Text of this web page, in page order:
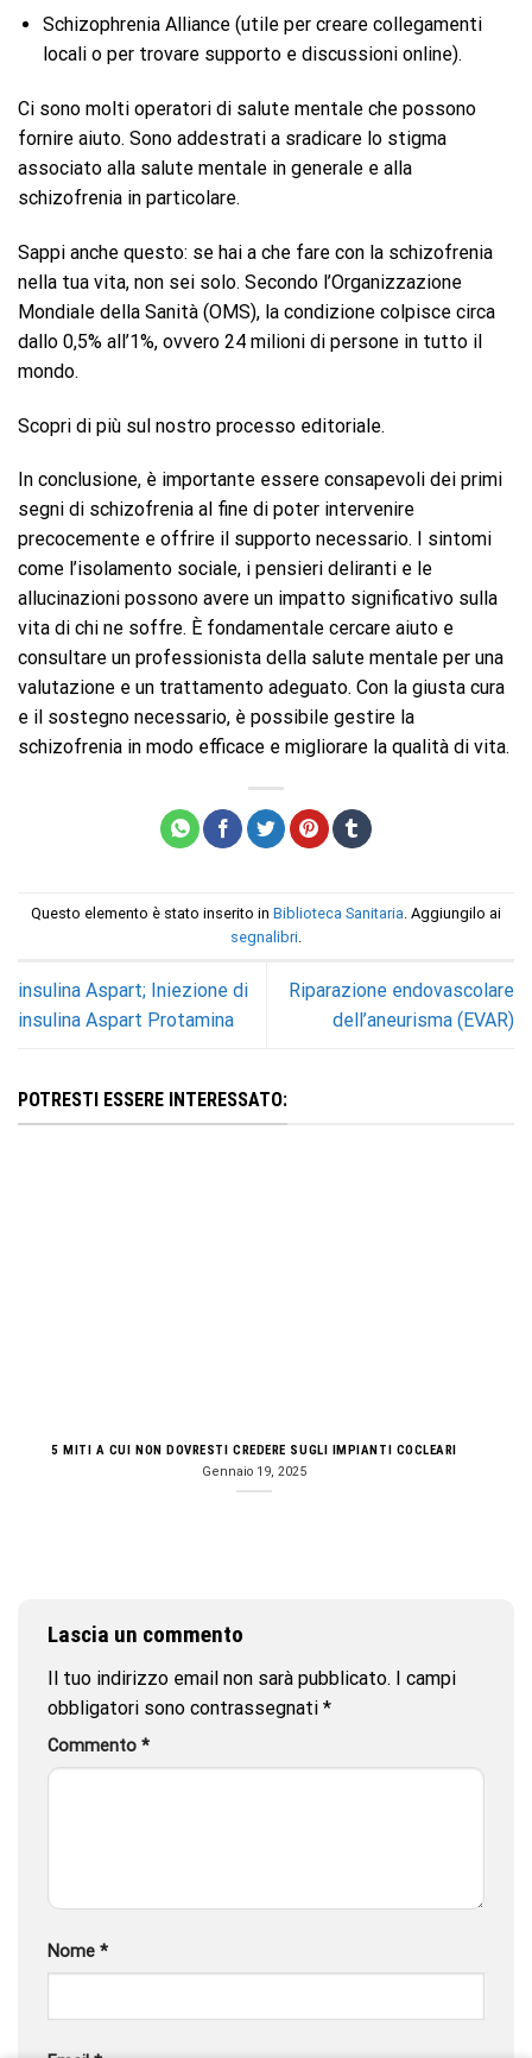
Schizophrenia Alliance (utile per creare collegamenti
locali o per trovare supporto e discussioni online).
Ci sono molti operatori di salute mentale che possono
fornire aiuto. Sono addestrati a sradicare lo stigma
associato alla salute mentale in generale e alla
schizofrenia in particolare.
Sappi anche questo: se hai a che fare con la schizofrenia
nella tua vita, non sei solo. Secondo l’Organizzazione
Mondiale della Sanità (OMS), la condizione colpisce circa
dallo 0,5% all’1%, ovvero 24 milioni di persone in tutto il
mondo.
Scopri di più sul nostro processo editoriale.
In conclusione, è importante essere consapevoli dei primi
segni di schizofrenia al fine di poter intervenire
precocemente e offrire il supporto necessario. I sintomi
come l’isolamento sociale, i pensieri deliranti e le
allucinazioni possono avere un impatto significativo sulla
vita di chi ne soffre. È fondamentale cercare aiuto e
consultare un professionista della salute mentale per una
valutazione e un trattamento adeguato. Con la giusta cura
e il sostegno necessario, è possibile gestire la
schizofrenia in modo efficace e migliorare la qualità di vita.
Questo elemento è stato inserito in Biblioteca Sanitaria . Aggiungilo ai
segnalibri
insulina Aspart; Iniezione di
insulina Aspart Protamina
Riparazione endovascolare
dell’aneurisma (EVAR)
POTRESTI ESSERE INTERESSATO:
5 MITI A CUI NON DOVRESTI CREDERE SUGLI IMPIANTI COCLEARI
Gennaio 19, 2025
Lascia un commento
Il tuo indirizzo email non sarà pubblicato. I campi
obbligatori sono contrassegnati *
Commento *
Nome *